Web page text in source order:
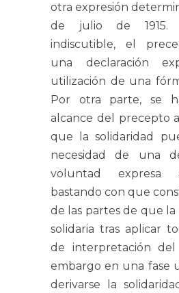
otra expresión
de julio de 1915.
indiscutible, el
una declaración
utilización de una
Por otra parte, se
alcance del precepto
que la solidaridad
necesidad de una
voluntad expresa
bastando con que
de las partes de que la
solidaria tras aplicar
de interpretación del
embargo en una fase
derivarse la